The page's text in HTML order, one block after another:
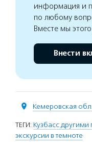
информация и
по любому
Вместе мы
Внести
Кемеровская обл.
ТЕГИ: Кузбасс другими
экскурсии в темноте